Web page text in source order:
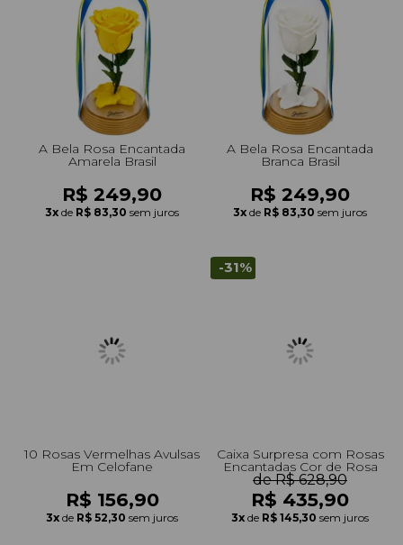
+Presentes com Flores
+Presentes por Ocasião
+Presentes para Família
+Presentes para Todos
+Tipo de Cesta
+Tipos de Buquês
+Tipos de Arranjos
+Tipos de Flores
+Por Cores
+Cidades do Sul
+Cidades do Sudeste
+Cidades do Norte
+Cidades do Nordeste
A Bela Rosa Encantada
Amarela Brasil
R$ 249,90
3x de R$ 83,30 sem juros
A Bela Rosa Encantada
Branca Brasil
R$ 249,90
3x de R$ 83,30 sem juros
10 Rosas Vermelhas Avulsas
Em Celofane
R$ 156,90
3x de R$ 52,30 sem juros
-31%
Caixa Surpresa com Rosas
Encantadas Cor de Rosa
de R$ 628,90
R$ 435,90
3x de R$ 145,30 sem juros